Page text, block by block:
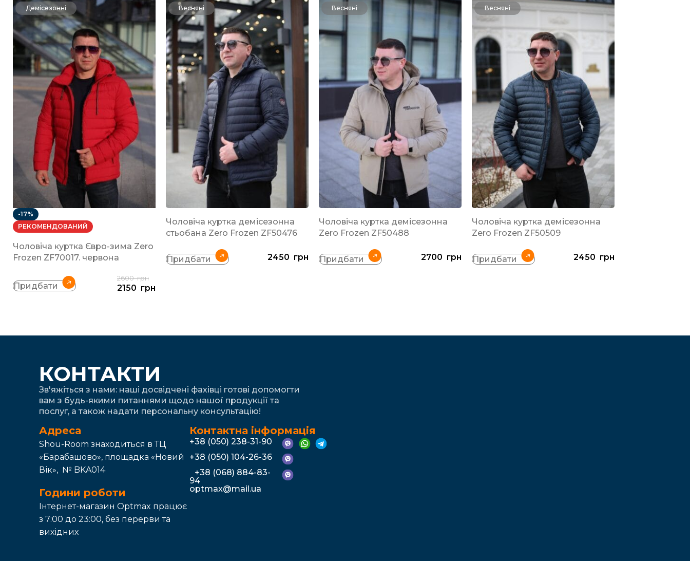
Демісезонні
-17%
РЕКОМЕНДОВАНИЙ
Чоловіча куртка Євро-зима Zero
Frozen ZF70017. червона
Придбати
2600грн
2150 грн
Весняні
Чоловіча куртка демісезонна
стьобана Zero Frozen ZF50476
Придбати 2450 грн
Весняні
Чоловіча куртка демісезонна
Zero Frozen ZF50488
Придбати 2700 грн
Весняні
Чоловіча куртка демісезонна
Zero Frozen ZF50509
Придбати 2450 грн
КОНТАКТИ
Зв'яжіться з нами: наші досвідчені фахівці готові допомогти
вам з будь-якими питаннями щодо нашої продукції та
послуг, а також надати персональну консультацію!
Адреса
Shou-Room знаходиться в ТЦ
«Барабашово», площадка «Новий
Вік», № BKA014
Години роботи
Інтернет-магазин Optmax працює
з 7:00 до 23:00, без перерви та
вихідних
Контактна інформація
+38 (050) 238-31-90
+38 (050) 104-26-36
+38 (068) 884-83-
94
optmax@mail.ua